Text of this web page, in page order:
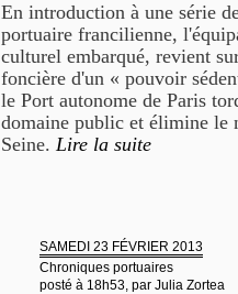
En introduction à une série
portuaire francilienne,
culturel embarqué, revient
foncière d'un « pouvoir
le Port autonome de Paris
domaine public et élimine le
Seine. Lire la suite
SAMEDI 23 FÉVRIER 2013
Chroniques portuaires
posté à 18h53, par Julia Zortea